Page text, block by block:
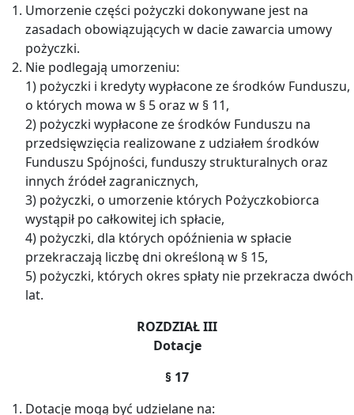
Umorzenie części pożyczki dokonywane jest na
zasadach obowiązujących w dacie zawarcia umowy
pożyczki.
Nie podlegają umorzeniu:
1) pożyczki i kredyty wypłacone ze środków Funduszu,
o których mowa w § 5 oraz w § 11,
2) pożyczki wypłacone ze środków Funduszu na
przedsięwzięcia realizowane z udziałem środków
Funduszu Spójności, funduszy strukturalnych oraz
innych źródeł zagranicznych,
3) pożyczki, o umorzenie których Pożyczkobiorca
wystąpił po całkowitej ich spłacie,
4) pożyczki, dla których opóźnienia w spłacie
przekraczają liczbę dni określoną w § 15,
5) pożyczki, których okres spłaty nie przekracza dwóch
lat.
ROZDZIAŁ III
Dotacje
§ 17
Dotacje mogą być udzielane na: